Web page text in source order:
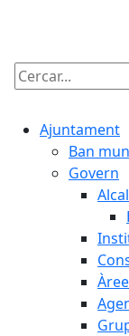
Cercar:
Ajuntament
Ban
Govern